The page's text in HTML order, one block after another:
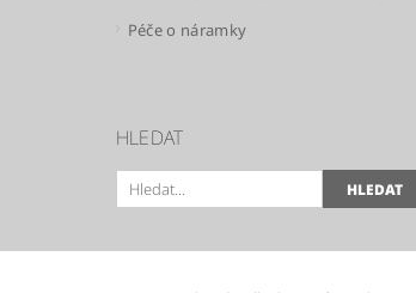
Péče o náramky
HLEDAT